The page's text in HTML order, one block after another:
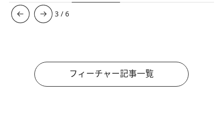
3 /6
フィーチャー記事一覧